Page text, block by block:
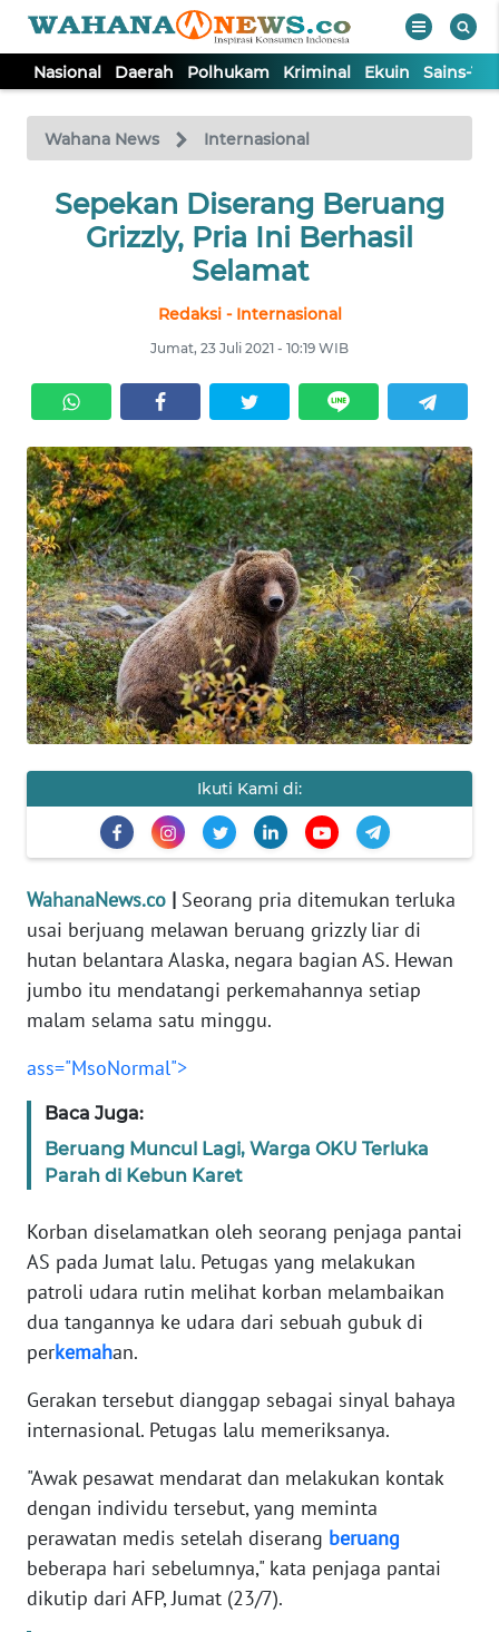
Nasional Daerah Polhukam Kriminal Ekuin Sains-
Wahana News Internasional
Sepekan Diserang Beruang
Grizzly, Pria Ini Berhasil
Selamat
Redaksi - Internasional
Jumat, 23 Juli 2021 - 10:19 WIB
Ikuti Kami di:
WahanaNews.co | Seorang pria ditemukan terluka
usai berjuang melawan beruang grizzly liar di
hutan belantara Alaska, negara bagian AS. Hewan
jumbo itu mendatangi perkemahannya setiap
malam selama satu minggu.
ass="MsoNormal">
Baca Juga:
Beruang Muncul Lagi, Warga OKU Terluka
Parah di Kebun Karet
Korban diselamatkan oleh seorang penjaga pantai
AS pada Jumat lalu. Petugas yang melakukan
patroli udara rutin melihat korban melambaikan
dua tangannya ke udara dari sebuah gubuk di
perkemahan.
Gerakan tersebut dianggap sebagai sinyal bahaya
internasional. Petugas lalu memeriksanya.
"Awak pesawat mendarat dan melakukan kontak
dengan individu tersebut, yang meminta
perawatan medis setelah diserang beruang
beberapa hari sebelumnya," kata penjaga pantai
dikutip dari AFP, Jumat (23/7).
TV
Tutup
NASIONAL
KRIMINAL
EKUIN
SAINS-TEKNO
KESEHATAN
INTERNASIONAL
SERBA-SERBI
OLAHRAGA
EDITORIAL
Informasi
BERITA
KONTAK
KAMI
INFO
IKLAN
TENTANG
KAMI
MEDIA
SIBER
REDAKSI
KARIR
DISCLAIMER